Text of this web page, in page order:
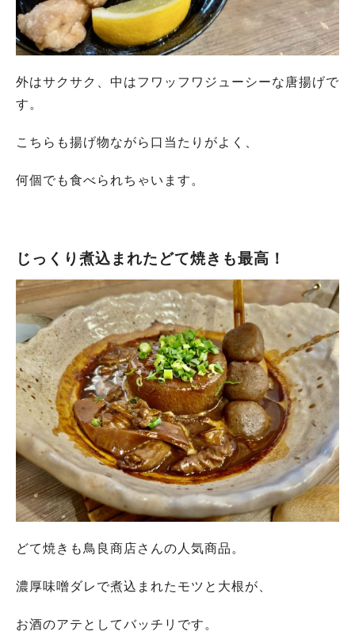
外はサクサク、中はフワッフワジューシーな唐揚げで
す。
こちらも揚げ物ながら口当たりがよく、
何個でも食べられちゃいます。
じっくり煮込まれたどて焼きも最高！
どて焼きも鳥良商店さんの人気商品。
濃厚味噌ダレで煮込まれたモツと大根が、
お酒のアテとしてバッチリです。